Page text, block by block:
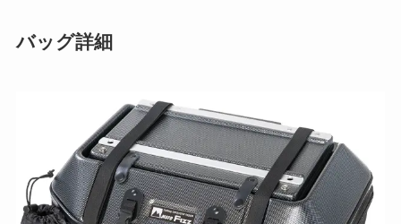
バッグ詳細